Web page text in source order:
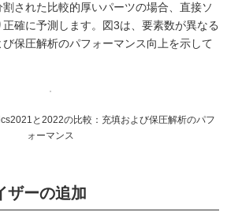
された比較的厚いパーツの場合、直接ソ
確に予測します。図3は、要素数が異なる
保圧解析のパフォーマンス向上を示して
と2022の比較：充填および保圧解析のパフ
ォーマンス
ザーの追加